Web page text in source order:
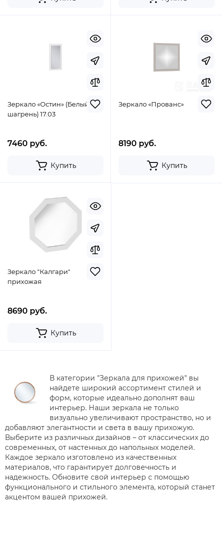
Зеркало «Остин» (Белый
шагрень) 17.03
7460 руб.
Купить
Зеркало «Прованс»
8190 руб.
Купить
Зеркало "Калгари"
прихожая
8690 руб.
Купить
В категории "Зеркала для прихожей" вы
найдете широкий ассортимент стилей и
форм, которые идеально дополнят ваш
интерьер. Наши зеркала не только
визуально увеличивают пространство, но и
добавляют элегантности и света в вашу прихожую.
Выберите из различных дизайнов – от классических до
современных, от настенных до напольных моделей.
Каждое зеркало изготовлено из качественных
материалов, что гарантирует долговечность и
надежность. Обновите свой интерьер с помощью
функционального и стильного элемента, который станет
акцентом вашей прихожей.